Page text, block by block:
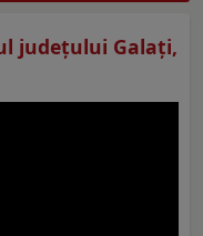
judeţului Galaţi,